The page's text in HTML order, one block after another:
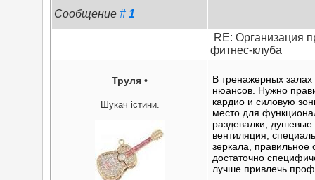
Сообщение#1
RE: Организация
фитнес-клуба
Труля •
Шукач істини.
В тренажерных залах
нюансов. Нужно
кардио и силовую
место для
раздевалки,
вентиляция,
зеркала,
достаточно
лучше привлечь